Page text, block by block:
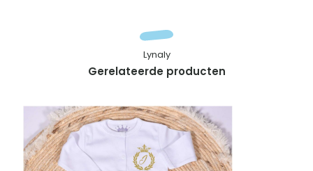
Gerelateerde producten
Lynaly